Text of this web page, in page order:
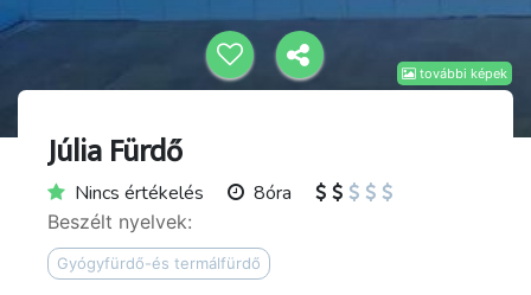
további képek
Júlia Fürdő
Nincs értékelés 8óra
Beszélt nyelvek:
Gyógyfürdő-és termálfürdő